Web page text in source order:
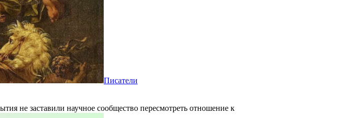
Писатели
не заставили научное сообщество пересмотреть отношение к